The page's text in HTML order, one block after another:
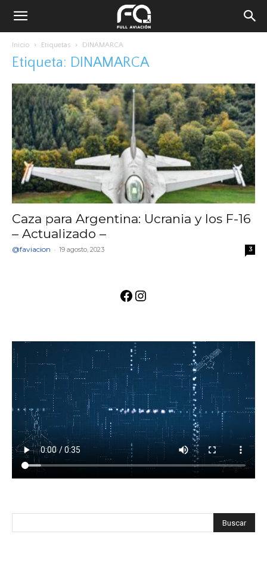
Inicio Etiquetas DINAMARCA
Etiqueta: DINAMARCA
Caza para Argentina: Ucrania y los F-16
– Actualizado –
@faviacion - 19 agosto, 2023 3
Facebook
Instagram